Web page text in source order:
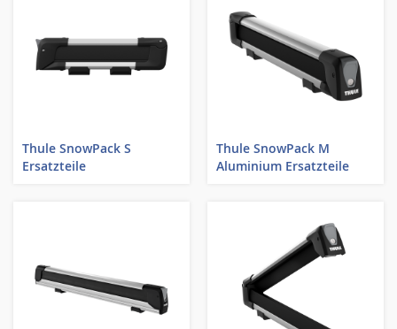
Thule SnowPack S
Ersatzteile
Thule SnowPack M
Aluminium Ersatzteile